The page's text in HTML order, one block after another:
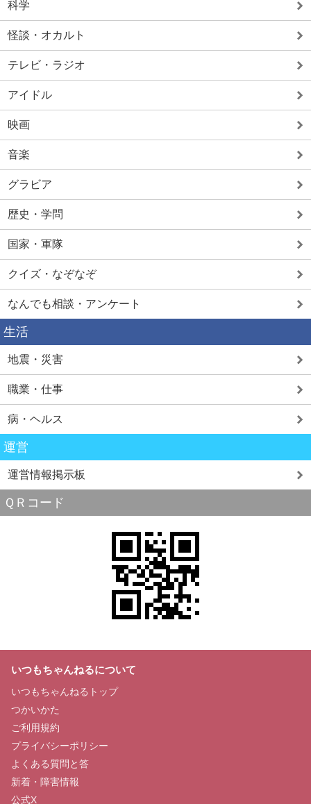
科学
怪談・オカルト
テレビ・ラジオ
アイドル
映画
音楽
グラビア
歴史・学問
国家・軍隊
クイズ・なぞなぞ
なんでも相談・アンケート
生活
地震・災害
職業・仕事
病・ヘルス
運営
運営情報掲示板
ＱＲコード
いつもちゃんねるについて
いつもちゃんねるトップ
つかいかた
ご利用規約
プライバシーポリシー
よくある質問と答
新着・障害情報
公式X